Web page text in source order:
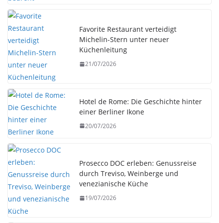
Favorite Restaurant verteidigt
Michelin-Stern unter neuer
Küchenleitung
21/07/2026
Hotel de Rome: Die Geschichte hinter
einer Berliner Ikone
20/07/2026
Prosecco DOC erleben: Genussreise
durch Treviso, Weinberge und
venezianische Küche
19/07/2026